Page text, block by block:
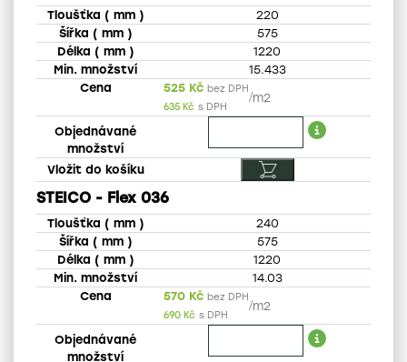
220
575
1220
15.433
525 Kč bez DPH
635 Kč s DPH
/m2
STEICO - Flex 036
240
575
1220
14.03
570 Kč bez DPH
690 Kč s DPH
/m2